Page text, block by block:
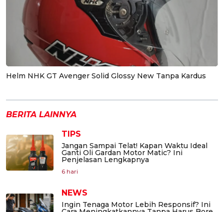
Helm NHK GT Avenger Solid Glossy New Tanpa Kardus
BERITA LAINNYA
TIPS
Jangan Sampai Telat! Kapan Waktu Ideal
Ganti Oli Gardan Motor Matic? Ini
Penjelasan Lengkapnya
6 hari
NEWS
Ingin Tenaga Motor Lebih Responsif? Ini